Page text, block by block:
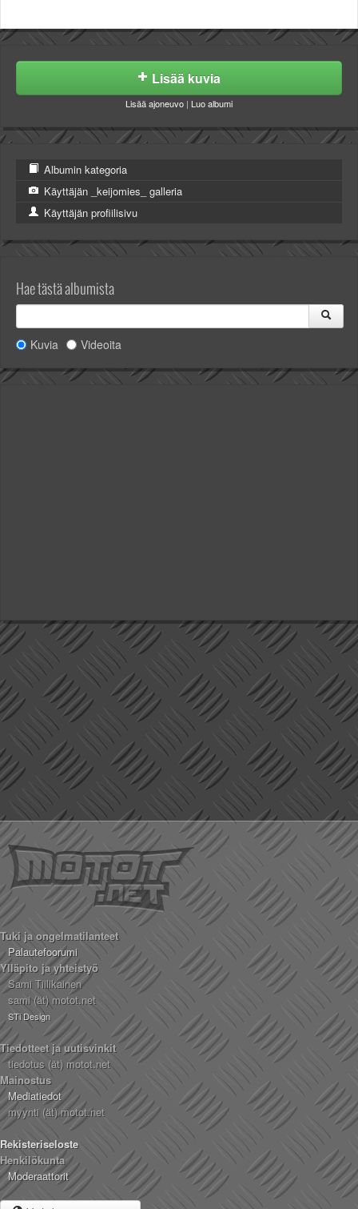
Kevytversio
Lisää kuvia
Lisää ajoneuvo | Luo albumi
Albumin kategoria
Käyttäjän _keijomies_ galleria
Käyttäjän profiilisivu
Hae tästä albumista
Kuvia Videoita
Tuki ja ongelmatilanteet
Palautefoorumi
Ylläpito ja yhteistyö
Sami Tiilikainen
sami (ät) motot.net
STi Design
Tiedotteet ja uutisvinkit
tiedotus (ät) motot.net
Mainostus
Mediatiedot
myynti (ät) motot.net
Rekisteriseloste
Henkilökunta
Moderaattorit